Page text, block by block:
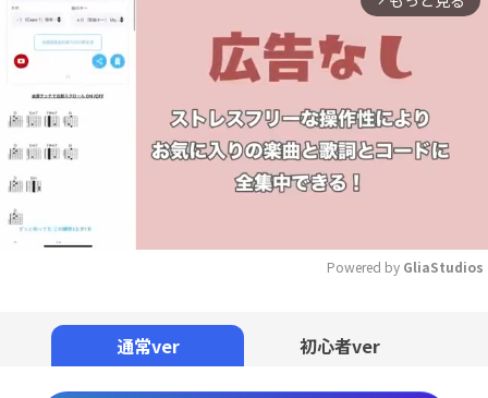
Powered by GliaStudios
通常ver 初心者ver